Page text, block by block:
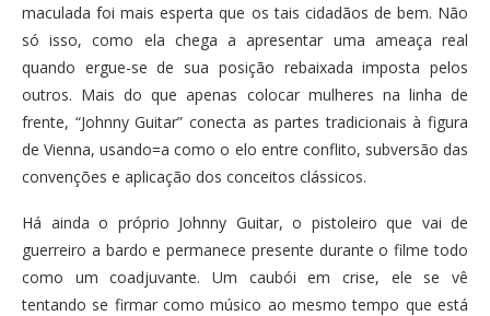
maculada foi mais esperta que os tais cidadãos de bem. Não
só isso, como ela chega a apresentar uma ameaça real
quando ergue-se de sua posição rebaixada imposta pelos
outros. Mais do que apenas colocar mulheres na linha de
frente, “Johnny Guitar” conecta as partes tradicionais à figura
de Vienna, usando=a como o elo entre conflito, subversão das
convenções e aplicação dos conceitos clássicos.
Há ainda o próprio Johnny Guitar, o pistoleiro que vai de
guerreiro a bardo e permanece presente durante o filme todo
como um coadjuvante. Um caubói em crise, ele se vê
tentando se firmar como músico ao mesmo tempo que está